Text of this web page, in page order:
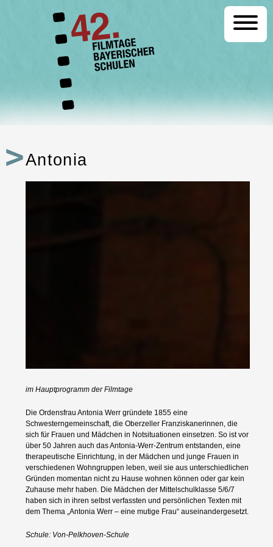
Startseite
Archiv
Drehort Schule e.V.
Antonia
im Hauptprogramm der Filmtage
Die Ordensfrau Antonia Werr gründete 1855 eine
Schwesterngemeinschaft, die Oberzeller Franziskanerinnen, die
sich für Frauen und Mädchen in Notsituationen einsetzen. So ist vor
über 50 Jahren auch das Antonia-Werr-Zentrum entstanden, eine
therapeutische Einrichtung, in der Mädchen und junge Frauen in
verschiedenen Wohngruppen leben, weil sie aus unterschiedlichen
Gründen momentan nicht zu Hause wohnen können oder gar kein
Zuhause mehr haben. Die Mädchen der Mittelschulklasse 5/6/7
haben sich in ihren selbst verfassten und persönlichen Texten mit
dem Thema „Antonia Werr – eine mutige Frau“ auseinandergesetzt.
Schule: Von-Pelkhoven-Schule